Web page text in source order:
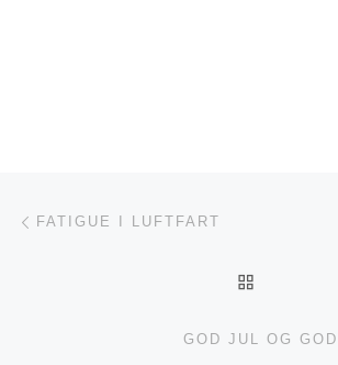
Innleggsnavigasjon
FATIGUE I LUFTFART
GOD JUL OG